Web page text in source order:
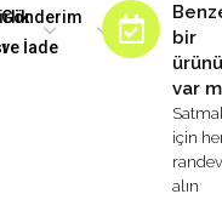
Gönderim
ve İade
bir
var
için
alın